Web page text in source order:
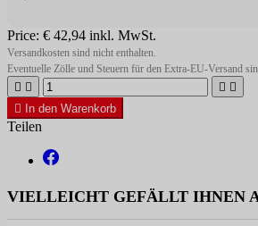
Price: € 42,94 inkl. MwSt.
Versandkosten sind nicht enthalten.
Eventuelle Zölle und Steuern für den Extra-EU-Versand
   

In den Warenkorb
Teilen
VIELLEICHT GEFÄLLT IHNEN